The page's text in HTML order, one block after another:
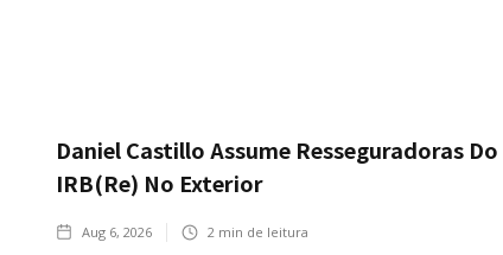
Daniel Castillo Assume Resseguradoras Do
IRB(Re) No Exterior
Aug 6, 2026 2 min de leitura